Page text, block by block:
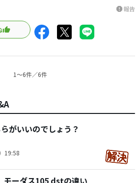
report報告
1〜6件／6件
がいいのでしょう？
19:58
ーダス105 dstの違い